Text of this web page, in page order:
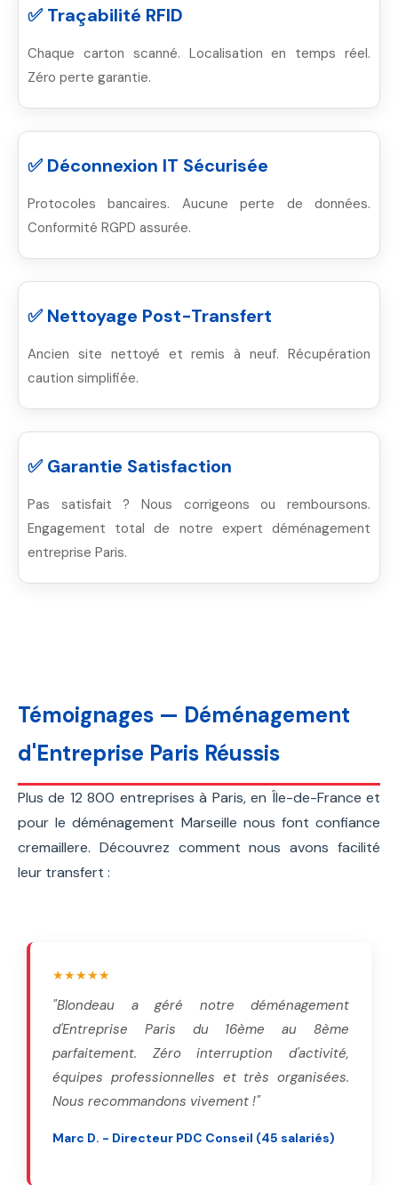
✅ Traçabilité RFID
Chaque carton scanné. Localisation en temps réel.
Zéro perte garantie.
✅ Déconnexion IT Sécurisée
Protocoles bancaires. Aucune perte de données.
Conformité RGPD assurée.
✅ Nettoyage Post-Transfert
Ancien site nettoyé et remis à neuf. Récupération
caution simplifiée.
✅ Garantie Satisfaction
Pas satisfait ? Nous corrigeons ou remboursons.
Engagement total de notre expert déménagement
entreprise Paris.
Témoignages — Déménagement
d'Entreprise Paris Réussis
Plus de 12 800 entreprises à Paris, en Île-de-France et
pour le déménagement Marseille nous font confiance
cremaillere. Découvrez comment nous avons facilité
leur transfert :
★★★★★
"Blondeau a géré notre déménagement
d'Entreprise Paris du 16ème au 8ème
parfaitement. Zéro interruption d'activité,
équipes professionnelles et très organisées.
Nous recommandons vivement !"
Marc D. - Directeur PDC Conseil (45 salariés)